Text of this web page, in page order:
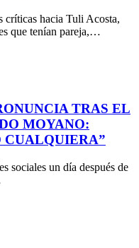
críticas hacia Tuli Acosta,
que tenían pareja,…
TRAS EL
MOYANO:
CUALQUIERA”
sociales un día después de